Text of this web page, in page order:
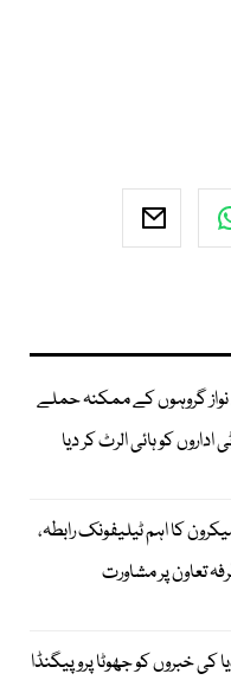
گروہوں کے ممکنہ حملے
کو ہائی الرٹ کر دیا
کا اہم ٹیلیفونک رابطہ،
تعاون پر مشاورت
کی خبروں کو جھوٹا پروپیگنڈا